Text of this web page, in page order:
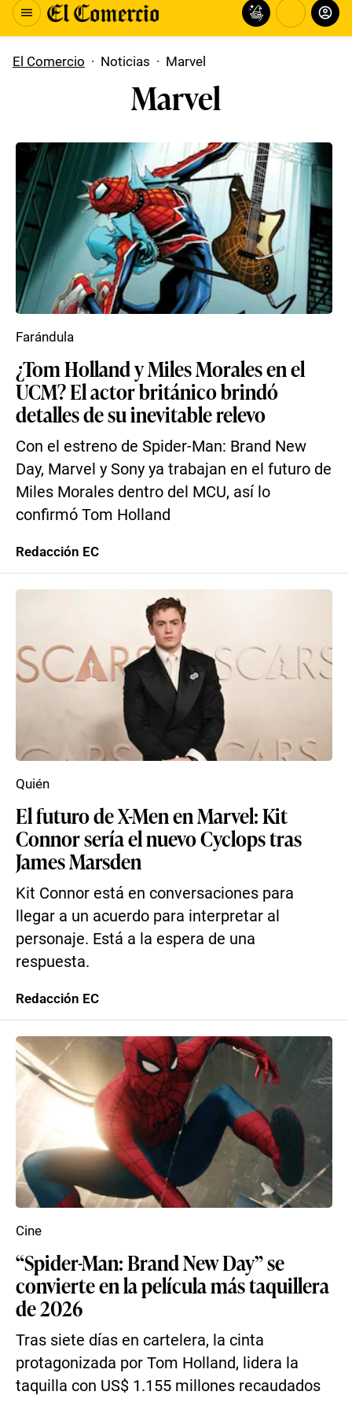
El Comercio · Noticias · Marvel
Marvel
¿Tom Holland y Miles Morales en el
UCM? El actor británico brindó
detalles de su inevitable relevo
Con el estreno de Spider-Man: Brand New
Day, Marvel y Sony ya trabajan en el futuro de
Miles Morales dentro del MCU, así lo
confirmó Tom Holland
Farándula
Redacción EC
El futuro de X-Men en Marvel: Kit
Connor sería el nuevo Cyclops tras
James Marsden
Kit Connor está en conversaciones para
llegar a un acuerdo para interpretar al
personaje. Está a la espera de una
respuesta.
Quién
Redacción EC
“Spider-Man: Brand New Day” se
convierte en la película más taquillera
de 2026
Tras siete días en cartelera, la cinta
protagonizada por Tom Holland, lidera la
taquilla con US$ 1.155 millones recaudados
Cine